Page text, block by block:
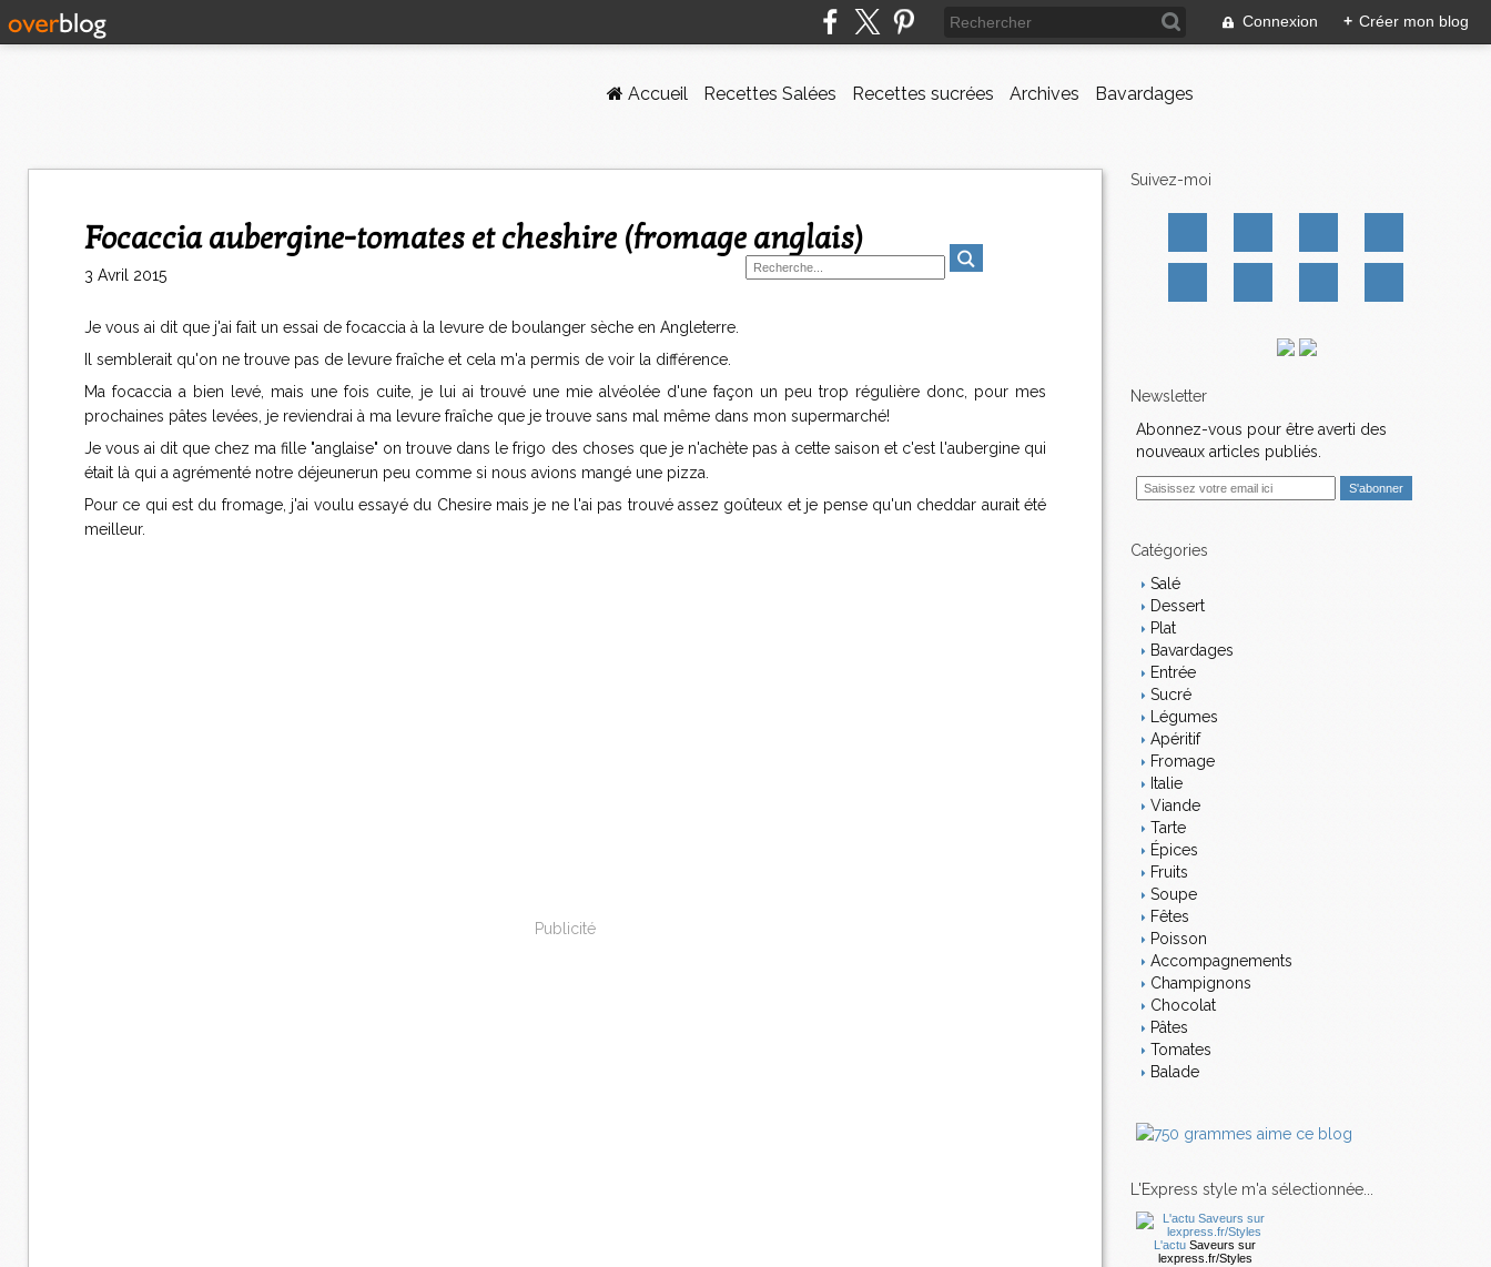
Connexion + Créer mon blog
Accueil Recettes Salées Recettes sucrées Archives Bavardages
Focaccia aubergine-tomates et cheshire (fromage anglais)
3 Avril 2015
Je vous ai dit que j'ai fait un essai de focaccia à la levure de boulanger sèche en Angleterre.
Il semblerait qu'on ne trouve pas de levure fraîche et cela m'a permis de voir la différence.
Ma focaccia a bien levé, mais une fois cuite, je lui ai trouvé une mie alvéolée d'une façon un peu trop régulière donc, pour mes
prochaines pâtes levées, je reviendrai à ma levure fraîche que je trouve sans mal même dans mon supermarché!
Je vous ai dit que chez ma fille "anglaise" on trouve dans le frigo des choses que je n'achète pas à cette saison et c'est l'aubergine qui
était là qui a agrémenté notre déjeunerun peu comme si nous avions mangé une pizza.
Pour ce qui est du fromage, j'ai voulu essayé du Chesire mais je ne l'ai pas trouvé assez goûteux et je pense qu'un cheddar aurait été
meilleur.
Publicité
Suivez-moi
Newsletter
Abonnez-vous pour être averti des
nouveaux articles publiés.
i Catégories
Salé
Dessert
Plat
Bavardages
Entrée
Sucré
Légumes
Apéritif
Fromage
Italie
Viande
Tarte
Épices
Fruits
Soupe
Fêtes
Poisson
Accompagnements
Champignons
Chocolat
Pâtes
Tomates
Balade
L'Express style m'a sélectionnée...
L'actu Saveurs sur
lexpress.fr/Styles